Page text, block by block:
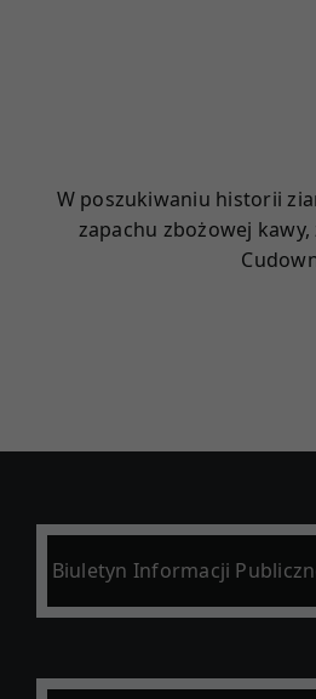
W poszukiwaniu historii
zapachu zbożowej
Biuletyn Informacji